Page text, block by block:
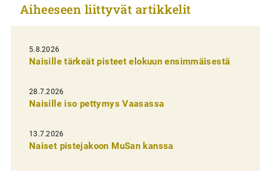
k
e
l
i
e
n
e
Aiheeseen liittyvät artikkelit
5.8.2026
Naisille tärkeät pisteet elokuun ensimmäisestä
28.7.2026
Naisille iso pettymys Vaasassa
13.7.2026
Naiset pistejakoon MuSan kanssa